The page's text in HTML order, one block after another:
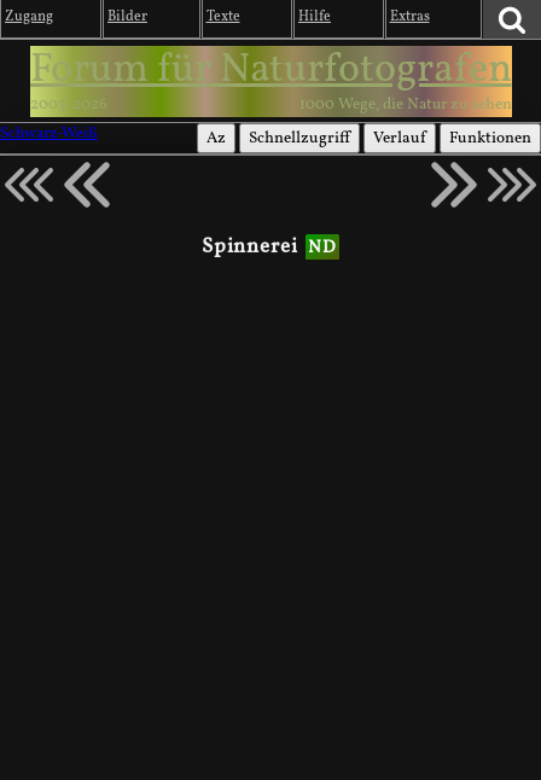
Zugang Bilder Texte Hilfe Extras
Forum für Naturfotografen
2003-2026
1000 Wege, die Natur zu sehen
Schwarz-Weiß
Az Schnellzugriff Verlauf Funktionen
Spinnerei